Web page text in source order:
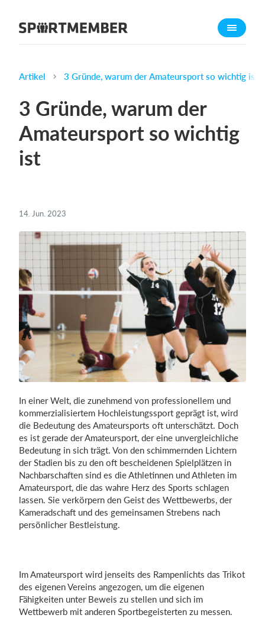
Über SportMember
Funktionen
Trainingsplan
Belegungsplan
Was kostet es?
Deutsch
Einloggen
Artikel 3 Gründe, warum der Amateursport so wichtig ist
3 Gründe, warum der
Amateursport so wichtig
ist
14. Jun. 2023
In einer Welt, die zunehmend von professionellem und
kommerzialisiertem Hochleistungssport geprägt ist, wird
die Bedeutung des Amateursports oft unterschätzt. Doch
es ist gerade der Amateursport, der eine unvergleichliche
Bedeutung in sich trägt. Von den schimmernden Lichtern
der Stadien bis zu den oft bescheidenen Spielplätzen in
Nachbarschaften sind es die Athletinnen und Athleten im
Amateursport, die das wahre Herz des Sports schlagen
lassen. Sie verkörpern den Geist des Wettbewerbs, der
Kameradschaft und des gemeinsamen Strebens nach
persönlicher Bestleistung.
Im Amateursport wird jenseits des Rampenlichts das Trikot
des eigenen Vereins angezogen, um die eigenen
Fähigkeiten unter Beweis zu stellen und sich im
Wettbewerb mit anderen Sportbegeisterten zu messen.